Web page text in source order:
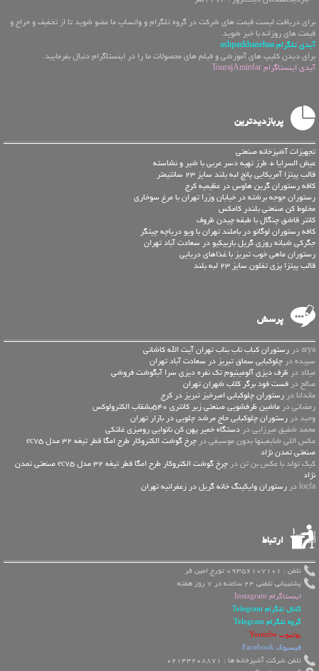
برای دریافت لیست قیمت های شرکت در گروه تلگرام و واتساپ ما عضو شوید تا از تخفیف و حراج و
قیمت های روزانه با خبر شوید.
آیدی تلگرام ashpazkhanehaa
برای دیدن کلیپ های آموزشی و فیلم های محصولات ما را در اینستاگرام دنبال بفرمایید.
آیدی اینستاگرام TourajAminfar
پربازدیدترین
تجهیزات آشپزخانه صنعتی
عیش السرایا + طرز تهیه دسر عربی با شیر و نشاسته
قالب پیتزا آمریکایی پانچ لبه بلند سایز 23 سانتیمتر
کافه رستوران گرین هاوس در عظیمیه کرج
رستوران جوجه برشته در خیابان وزرا تهران با مرغ سوخاری
مخلوط کن صنعتی بلندر کامکس
کانتر قاشق چنگال با طبقه چیدن ظروف
کافه رستوران لوگانو در باملند تهران با ویو دریاچه چیتگر
جگرکی شبانه روزی گریل باربیکیو در سعادت آباد تهران
رستوران ماهی خوب تبریز با غذاهای دریایی
قالب پیتزا پزی تفلون سایز 23 لبه بلند
پرسش
arya در
رستوران کباب ناب بناب تهران آیت الله کاشانی
سپیده در چلوکبابی سماق تبریز در سعادت آباد تهران
میلاد در ظرف دیزی آلومینیوم تک نفره دیزی سرا آبگوشت فروشی
صالح در فست فود برگر کلاب شهران تهران
ماندانا در رستوران چلوکبابی امیرخیز تبریز در کرج
رمضانی در ماشین ظرفشویی صنعتی زیر کانتری 540بشقاب الکترولوکس
وحید در رستوران چلوکبابی حاج مرشد چلویی در بازار تهران
محمد شفیق میرزایی در دستگاه خمیر پهن کن نانوایی رومیزی غلتکی
عكس اللي شايفينها بدون موسيقى در
چرخ گوشت الکتروکار طرح امگا قطر تیغه 32 مدل ec75
صنعتی تمدن نژاد
کیک تولد با عکس بن تن در
چرخ گوشت الکتروکار طرح امگا قطر تیغه 32 مدل ec75 صنعتی تمدن
نژاد
locfa در
رستوران وایکینگ خانه گریل در زعفرانیه تهران
ارتباط
تلفن : 09356107101 تورج امین فر
پشتیبانی تلفنی 24 ساعته در 7 روز هفته
اینستاگرام Instagram
کانال تلگرام Telegram
گروه تلگرام Telegram
یوتیوب Youtube
فیسبوک Facebook
تلفن شرکت آشپزخانه ها : 02144208871